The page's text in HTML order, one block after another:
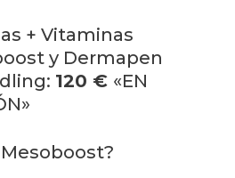
+ Vitaminas
y Dermapen
120 € «EN